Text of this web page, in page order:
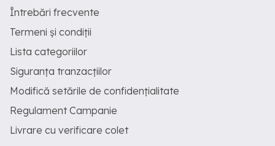
Întrebări frecvente
Termeni și condiții
Lista categoriilor
Siguranța tranzacțiilor
Modifică setările de confidențialitate
Regulament Campanie
Livrare cu verificare colet